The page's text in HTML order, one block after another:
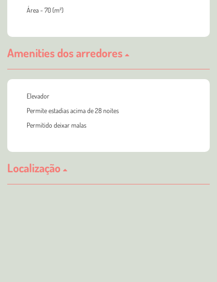
Área - 70 (m²)
Amenities dos arredores
Elevador
Permite estadias acima de 28 noites
Permitido deixar malas
Localização